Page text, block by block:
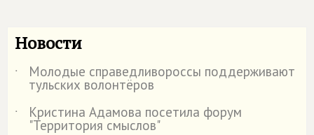
Новости
˙ Молодые справедливороссы поддерживают
тульских волонтёров
˙
Кристина Адамова посетила форум
"Территория смыслов"